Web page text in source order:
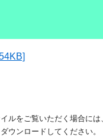
ルをご覧いただく場合に
ウンロードしてください。